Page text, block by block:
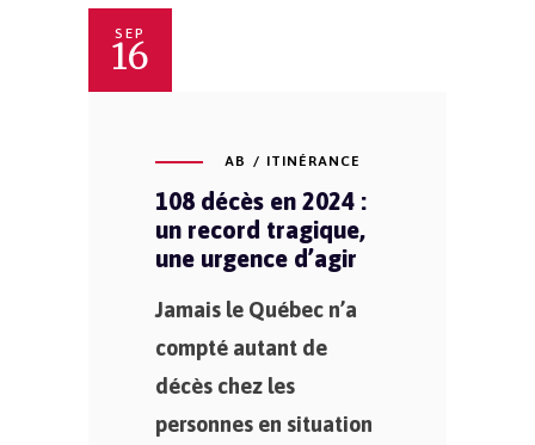
SEP
16
AB ITINÉRANCE
108 décès en 2024 :
un record tragique,
une urgence d’agir
Jamais le Québec n’a
compté autant de
décès chez les
personnes en situation